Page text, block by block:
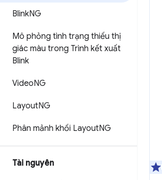
BlinkNG
Mô phỏng tình trạng thiếu thị
giác màu trong Trình kết xuất
Blink
VideoNG
LayoutNG
Phân mảnh khối LayoutNG
Tài nguyên